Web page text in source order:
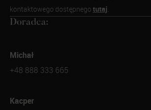
kontaktowego dostępnego tutaj.
Doradca:
Michał
+48 888 333 665
Kacper